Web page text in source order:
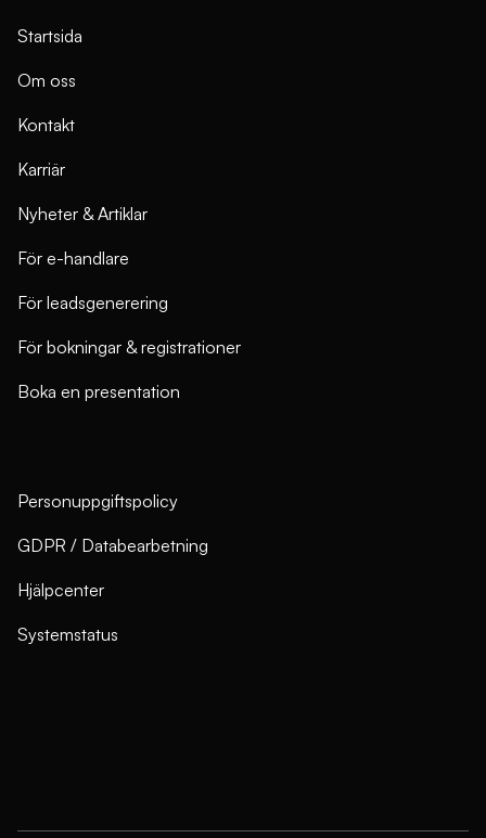
Startsida
Om oss
Kontakt
Karriär
Nyheter & Artiklar
För e-handlare
För leadsgenerering
För bokningar & registrationer
Boka en presentation
Personuppgiftspolicy
GDPR / Databearbetning
Hjälpcenter
Systemstatus